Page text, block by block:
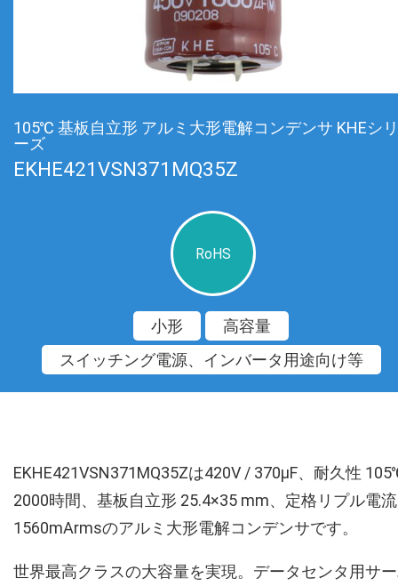
105℃ 基板自立形 アルミ大形電解コンデンサ KHEシリ
ーズ
EKHE421VSN371MQ35Z
RoHS
小形
高容量
スイッチング電源、インバータ用途向け等
EKHE421VSN371MQ35Zは420V / 370µF、耐久性
2000時間、基板自立形 25.4×35 mm、定格リプル電流
1560mArmsのアルミ大形電解コンデンサです。
世界最高クラスの大容量を実現。データセンタ用サ